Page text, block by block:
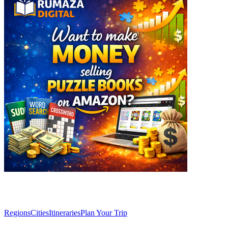
RegionsCitiesItinerariesPlan Your Trip